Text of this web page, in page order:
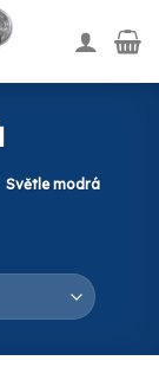
Světle modrá